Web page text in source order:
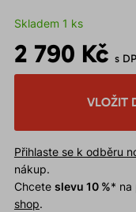
Skladem 1 ks
2 790 Kč s
VLOŽIT
Přihlaste se k odběru
nákup.
Chcete slevu 10 %* na
shop.